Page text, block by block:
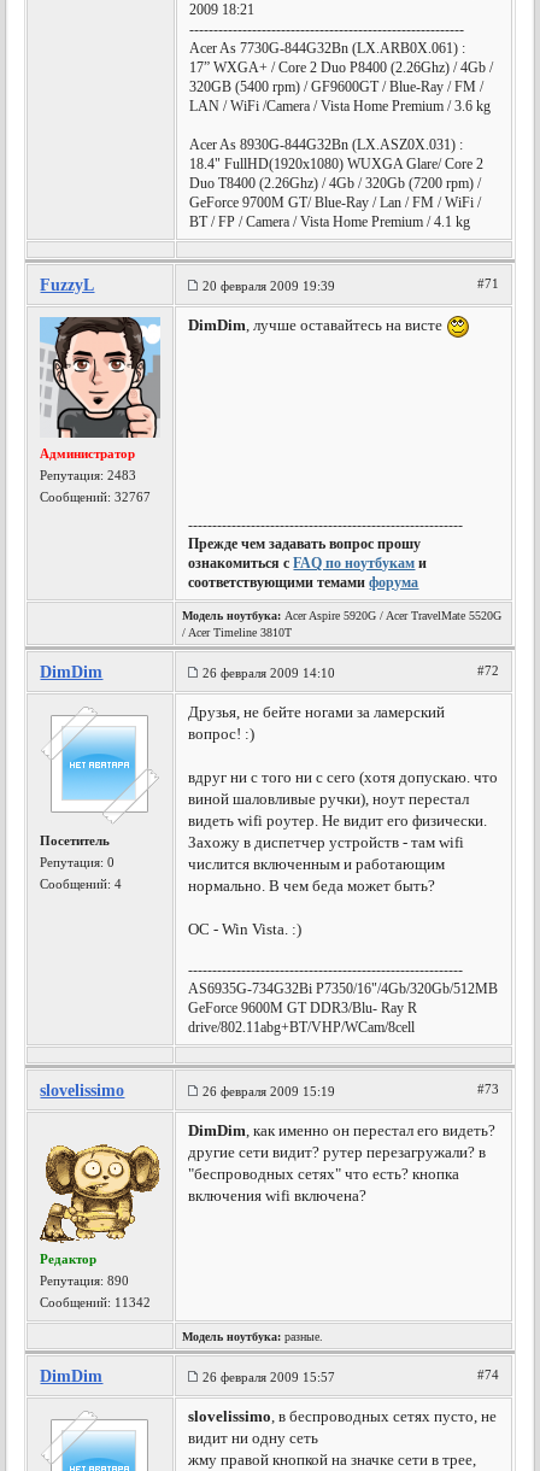
2009 18:21
---------------------------------------------------------
Acer As 7730G-844G32Bn (LX.ARB0X.061) :
17” WXGA+ / Core 2 Duo P8400 (2.26Ghz) / 4Gb /
320GB (5400 rpm) / GF9600GT / Blue-Ray / FM /
LAN / WiFi /Camera / Vista Home Premium / 3.6 kg
Acer As 8930G-844G32Bn (LX.ASZ0X.031) :
18.4" FullHD(1920x1080) WUXGA Glare/ Core 2
Duo T8400 (2.26Ghz) / 4Gb / 320Gb (7200 rpm) /
GeForce 9700M GT/ Blue-Ray / Lan / FM / WiFi /
BT / FP / Camera / Vista Home Premium / 4.1 kg
FuzzyL 20 февраля 2009 19:39 #71
Администратор
Репутация:2483
Сообщений: 32767
DimDim, лучше оставайтесь на висте
---------------------------------------------------------
Прежде чем задавать вопрос прошу
ознакомиться сFAQ по ноутбукам и
соответствующими темамифорума
Модель ноутбука: Acer Aspire 5920G / Acer TravelMate 5520G
/ Acer Timeline 3810T
DimDim 26 февраля 2009 14:10 #72
Посетитель
Репутация:0
Сообщений: 4
Друзья, не бейте ногами за ламерский
вопрос! :)
вдруг ни с того ни с сего (хотя допускаю. что
виной шаловливые ручки), ноут перестал
видеть wifi роутер. Не видит его физически.
Захожу в диспетчер устройств - там wifi
числится включенным и работающим
нормально. В чем беда может быть?
ОС - Win Vista. :)
---------------------------------------------------------
AS6935G-734G32Bi P7350/16"/4Gb/320Gb/512MB
GeForce 9600M GT DDR3/Blu- Ray R
drive/802.11abg+BT/VHP/WCam/8cell
slovelissimo 26 февраля 2009 15:19 #73
Редактор
Репутация:890
Сообщений: 11342
DimDim, как именно он перестал его видеть?
другие сети видит? рутер перезагружали? в
"беспроводных сетях" что есть? кнопка
включения wifi включена?
Модель ноутбука: разные.
DimDim 26 февраля 2009 15:57 #74
slovelissimo, в беспроводных сетях пусто, не
видит ни одну сеть
жму правой кнопкой на значке сети в трее,